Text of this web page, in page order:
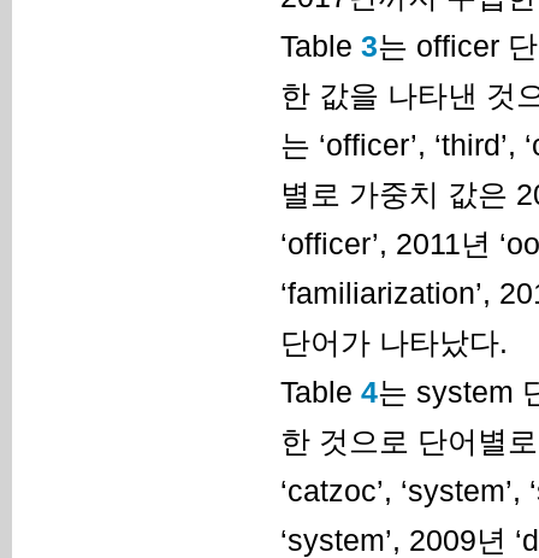
Table 3는 officer
한 값을 나타낸 것
는 ‘officer’,
별로 가중치 값은
‘officer’, 2011년
‘familiarization’,
단어가 나타났다.
Table 4는 system
한 것으로 단어별
‘catzoc’,
‘system’, 2009년